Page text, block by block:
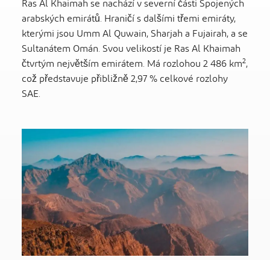
Ras Al Khaimah se nachází v severní části Spojených
arabských emirátů. Hraničí s dalšími třemi emiráty,
kterými jsou Umm Al Quwain, Sharjah a Fujairah, a se
Sultanátem Omán. Svou velikostí je Ras Al Khaimah
čtvrtým největším emirátem. Má rozlohou 2 486 km2,
což představuje přibližně 2,97 % celkové rozlohy
SAE.